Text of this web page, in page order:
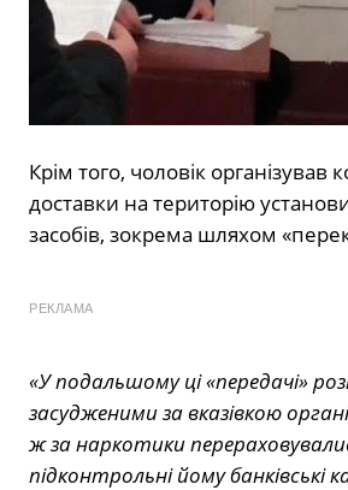
Крім того, чоловік організував
доставки на територію
засобів, зокрема шляхом
РЕКЛАМА
«У подальшому ці «передачі»
засудженими за вказівкою
ж за наркотики
підконтрольні йому банківські